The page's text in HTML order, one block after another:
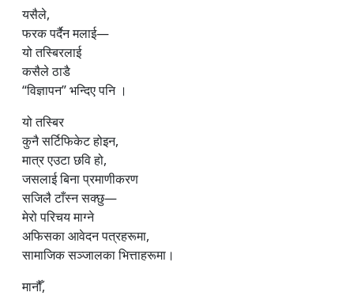
यसैले,
फरक पर्दैन मलाई—
यो तस्बिरलाई
कसैले ठाडै
“विज्ञापन” भन्दिए पनि ।
यो तस्बिर
कुनै सर्टिफिकेट होइन,
मात्र एउटा छवि हो,
जसलाई बिना प्रमाणीकरण
सजिलै टाँस्न सक्छु—
मेरो परिचय माग्ने
अफिसका आवेदन पत्रहरूमा,
सामाजिक सञ्जालका भित्ताहरूमा।
मानौँ,